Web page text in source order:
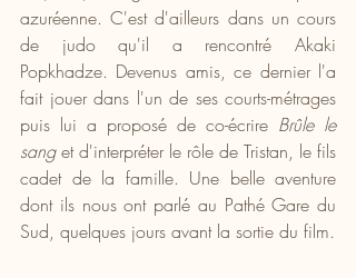
azuréenne. C'est d'ailleurs dans un cours
de judo qu'il a rencontré Akaki
Popkhadze. Devenus amis, ce dernier l'a
fait jouer dans l'un de ses courts-métrages
puis lui a proposé de co-écrire Brûle le
sang et d'interpréter le rôle de Tristan, le fils
cadet de la famille. Une belle aventure
dont ils nous ont parlé au Pathé Gare du
Sud, quelques jours avant la sortie du film.